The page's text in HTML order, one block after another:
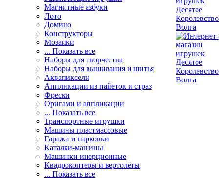
Магнитные азбуки
Лото
Домино
Конструкторы
Мозаики
... Показать все
Наборы для творчества
Наборы для вышивания и шитья
Аквапиксели
Аппликации из пайеток и страз
Фрески
Оригами и аппликации
... Показать все
Транспортные игрушки
Машины пластмассовые
Гаражи и парковки
Каталки-машины
Машинки инерционные
Квадрокоптеры и вертолёты
... Показать все